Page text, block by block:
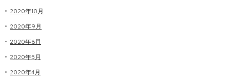
2020年10月
2020年9月
2020年6月
2020年5月
2020年4月